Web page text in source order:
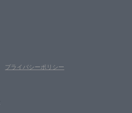
プライバシーポリシー